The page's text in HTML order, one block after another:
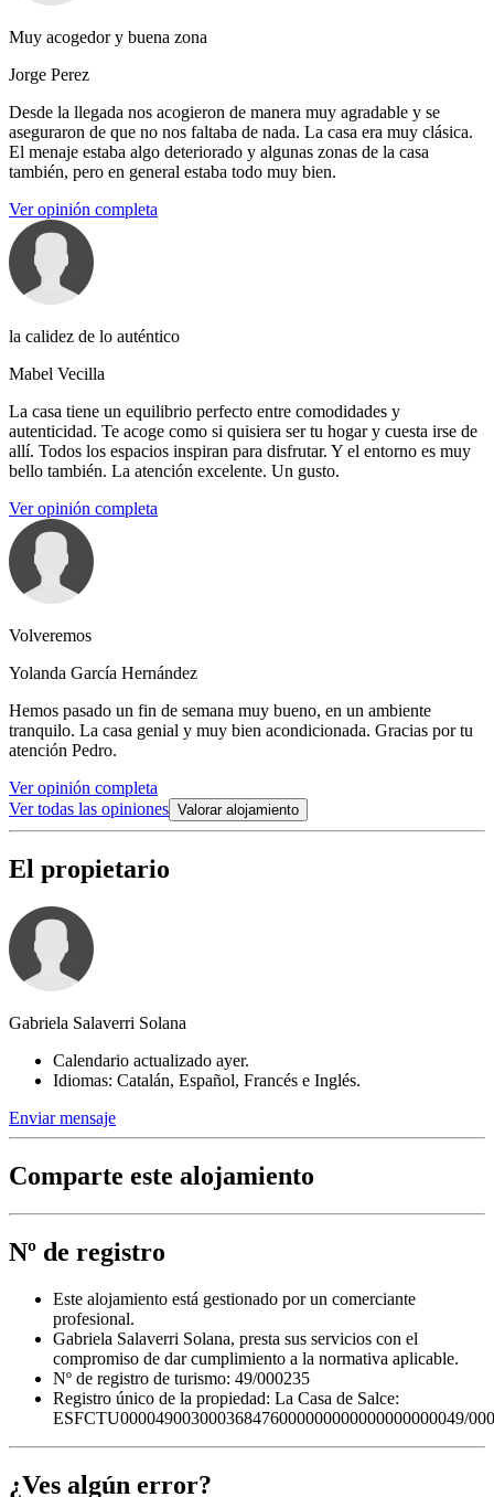
Muy acogedor y buena zona
Jorge Perez
Desde la llegada nos acogieron de manera muy agradable y se
aseguraron de que no nos faltaba de nada. La casa era muy clásica.
El menaje estaba algo deteriorado y algunas zonas de la casa
también, pero en general estaba todo muy bien.
Ver opinión completa
la calidez de lo auténtico
Mabel Vecilla
La casa tiene un equilibrio perfecto entre comodidades y
autenticidad. Te acoge como si quisiera ser tu hogar y cuesta irse de
allí. Todos los espacios inspiran para disfrutar. Y el entorno es muy
bello también. La atención excelente. Un gusto.
Ver opinión completa
Volveremos
Yolanda García Hernández
Hemos pasado un fin de semana muy bueno, en un ambiente
tranquilo. La casa genial y muy bien acondicionada. Gracias por tu
atención Pedro.
Ver opinión completa
Ver todas las opiniones Valorar alojamiento
El propietario
Gabriela Salaverri Solana
Calendario actualizado ayer.
Idiomas: Catalán, Español, Francés e Inglés.
Enviar mensaje
Comparte este alojamiento
Nº de registro
Este alojamiento está gestionado por un comerciante
profesional.
Gabriela Salaverri Solana, presta sus servicios con el
compromiso de dar cumplimiento a la normativa aplicable.
Nº de registro de turismo: 49/000235
Registro único de la propiedad: La Casa de Salce:
ESFCTU000049003000368476000000000000000000049/
¿Ves algún error?